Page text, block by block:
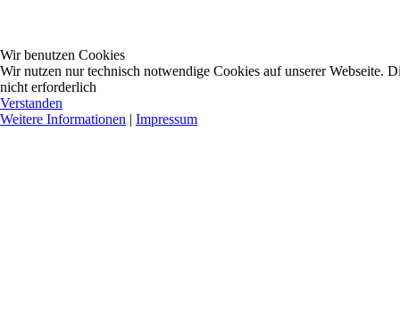
Wir benutzen Cookies
Wir nutzen nur technisch notwendige Cookies auf unserer Webseite.
nicht erforderlich
Verstanden
Weitere Informationen | Impressum